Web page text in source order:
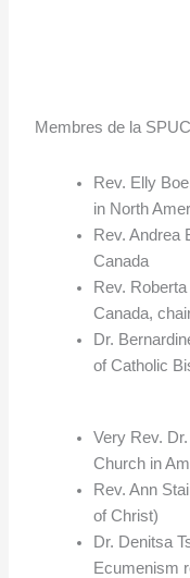
Membres de la SPUC
Rev. Elly
in North
Rev. Andrea
Canada
Rev.
Canada,
Dr.
of Catholic
Very Rev.
Church in
Rev. Ann
of Christ)
Dr. Denitsa
Ecumenism